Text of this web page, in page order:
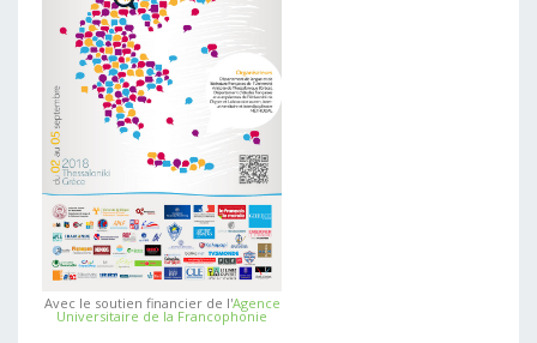
Avec le soutien financier de l'Agence
Universitaire de la Francophonie